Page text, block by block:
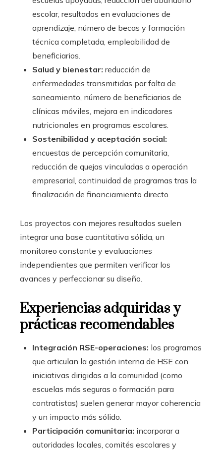
escolar, resultados en evaluaciones de
aprendizaje, número de becas y formación
técnica completada, empleabilidad de
beneficiarios.
Salud y bienestar: reducción de
enfermedades transmitidas por falta de
saneamiento, número de beneficiarios de
clínicas móviles, mejora en indicadores
nutricionales en programas escolares.
Sostenibilidad y aceptación social:
encuestas de percepción comunitaria,
reducción de quejas vinculadas a operación
empresarial, continuidad de programas tras la
finalización de financiamiento directo.
Los proyectos con mejores resultados suelen
integrar una base cuantitativa sólida, un
monitoreo constante y evaluaciones
independientes que permiten verificar los
avances y perfeccionar su diseño.
Experiencias adquiridas y
prácticas recomendables
Integración RSE-operaciones: los programas
que articulan la gestión interna de HSE con
iniciativas dirigidas a la comunidad (como
escuelas más seguras o formación para
contratistas) suelen generar mayor coherencia
y un impacto más sólido.
Participación comunitaria: incorporar a
autoridades locales, comités escolares y